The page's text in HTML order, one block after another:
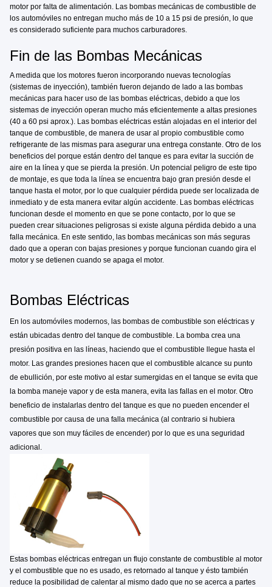
motor por falta de alimentación. Las bombas mecánicas de combustible de
los automóviles no entregan mucho más de 10 a 15 psi de presión, lo que
es considerado suficiente para muchos carburadores.
Fin de las Bombas Mecánicas
A medida que los motores fueron incorporando nuevas tecnologías
(sistemas de inyección), también fueron dejando de lado a las bombas
mecánicas para hacer uso de las bombas eléctricas, debido a que los
sistemas de inyección operan mucho más eficientemente a altas presiones
(40 a 60 psi aprox.). Las bombas eléctricas están alojadas en el interior del
tanque de combustible, de manera de usar al propio combustible como
refrigerante de las mismas para asegurar una entrega constante. Otro de los
beneficios del porque están dentro del tanque es para evitar la succión de
aire en la línea y que se pierda la presión. Un potencial peligro de este tipo
de montaje, es que toda la línea se encuentra bajo gran presión desde el
tanque hasta el motor, por lo que cualquier pérdida puede ser localizada de
inmediato y de esta manera evitar algún accidente. Las bombas eléctricas
funcionan desde el momento en que se pone contacto, por lo que se
pueden crear situaciones peligrosas si existe alguna pérdida debido a una
falla mecánica. En este sentido, las bombas mecánicas son más seguras
dado que a operan con bajas presiones y porque funcionan cuando gira el
motor y se detienen cuando se apaga el motor.
Bombas Eléctricas
En los automóviles modernos, las bombas de combustible son eléctricas y
están ubicadas dentro del tanque de combustible. La bomba crea una
presión positiva en las líneas, haciendo que el combustible llegue hasta el
motor. Las grandes presiones hacen que el combustible alcance su punto
de ebullición, por este motivo al estar sumergidas en el tanque se evita que
la bomba maneje vapor y de esta manera, evita las fallas en el motor. Otro
beneficio de instalarlas dentro del tanque es que no pueden encender el
combustible por causa de una falla mecánica (al contrario si hubiera
vapores que son muy fáciles de encender) por lo que es una seguridad
adicional.
Estas bombas eléctricas entregan un flujo constante de combustible al motor
y el combustible que no es usado, es retornado al tanque y ésto también
reduce la posibilidad de calentar al mismo dado que no se acerca a partes